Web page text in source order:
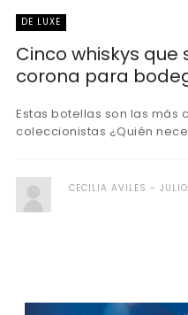
DE LUXE
Cinco whiskys que
corona para
Estas botellas son las más
coleccionistas ¿Quién
CECILIA AVILES